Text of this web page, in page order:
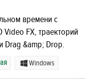
времени с
Video FX, траекторий
Drag &amp; Drop.
Windows